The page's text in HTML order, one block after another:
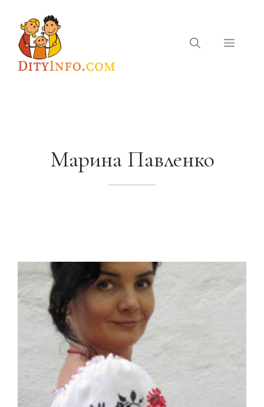
вмісту
Меню
Марина Павленко